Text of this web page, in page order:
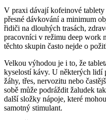
V praxi dávají kofeinové
přesné dávkování a minimum
řidiči na dlouhých trasách,
pracovníci v režimu deep work
těchto skupin často nejde o
Velkou výhodou je i to, že
kyselostí kávy. U některých lidí
žáhy, třes, nervozitu nebo
sobě může podráždit žaludek
další složky nápoje, které
samotný stimulant.